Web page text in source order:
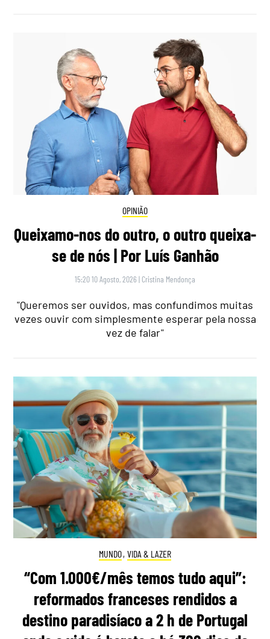
OPINIÃO
Queixamo-nos do outro, o outro queixa-
se de nós | Por Luís Ganhão
15:20 10 Agosto, 2026 | Cristina Mendonça
"Queremos ser ouvidos, mas confundimos muitas
vezes ouvir com simplesmente esperar pela nossa
vez de falar"
MUNDO, VIDA & LAZER
“Com 1.000€/mês temos tudo aqui”:
reformados franceses rendidos a
destino paradisíaco a 2 h de Portugal